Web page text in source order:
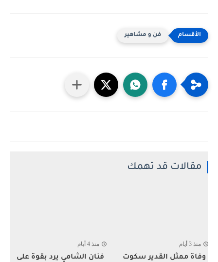
فن و مشاهير
مقالات قد تهمك
منذ 3 أيام
وفاة ممثل القدير سكوت
منذ 4 أيام
فنان الشامي يرد بقوة على